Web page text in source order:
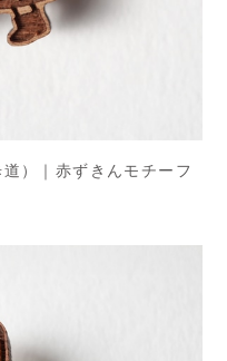
）｜赤ずきんモチーフ